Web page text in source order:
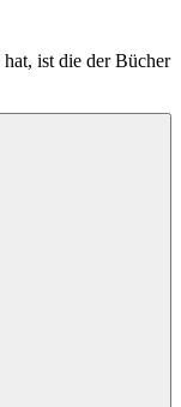
ist die der Bücher